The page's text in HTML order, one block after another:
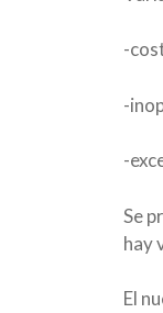
-
-
-
Se
hay
El